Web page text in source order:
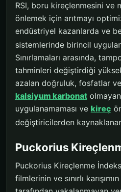
RSI, boru kireçlenmesini ve
önlemek için arıtmayı
endüstriyel kazanlarda ve
sistemlerinde birincil
Sınırlamaları arasında,
tahminleri değiştirdiği
azalan doğruluk, fosfatlar
kalsiyum karbonat
uygulanamaması ve kireç
değiştiricilerden
Puckorius
Puckorius Kireçlenme
filmlerinin ve sınırlı